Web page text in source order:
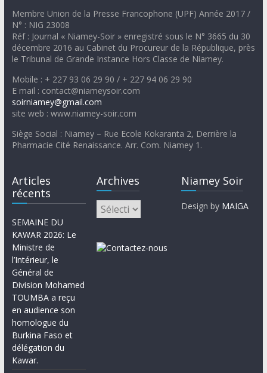
Membre Union de la Presse Francophone (UPF) Année 2017 /
N° : NIG 23008
Réf : Journal « Niamey-Soir » enregistré sous le N° 3665 du 30
décembre 2016 au Cabinet du Procureur de la République, près
le Tribunal de Grande Instance Hors Classe de Niamey.
Mobile : + 227 93 06 29 90 / + 227 94 06 29 90
E mail : contact@niameysoir.com
soirniamey@gmail.com
site web : www.niamey-soir.com
Siège Social : Niamey – Rue Ecole Kokaranta 2, Derrière la
Pharmacie Cité Renaissance. Arr. Com. Niamey 1.
Articles
récents
SEMAINE DU
KAWAR 2026: Le
Ministre de
l’Intérieur, le
Général de
Division Mohamed
TOUMBA a reçu
en audience son
homologue du
Burkina Faso et
délégation du
Kawar.
Archives Niamey Soir
Design by MAIGA